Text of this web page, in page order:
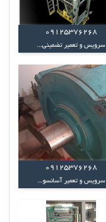
09125376268
سرویس و تعمیر تضمینی...
09125376268
سرویس و تعمیر آسانسو...